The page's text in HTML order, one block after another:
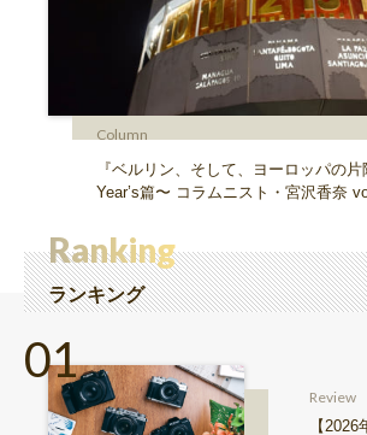
Column
『ベルリン、そして、ヨーロッパの
Year’s篇〜 コラムニスト・宮沢香奈
Ranking
ランキング
Review
【